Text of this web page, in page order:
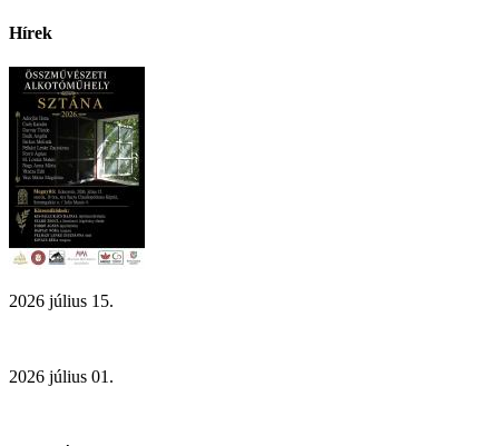
Hírek
2026 július 15.
2026 július 01.